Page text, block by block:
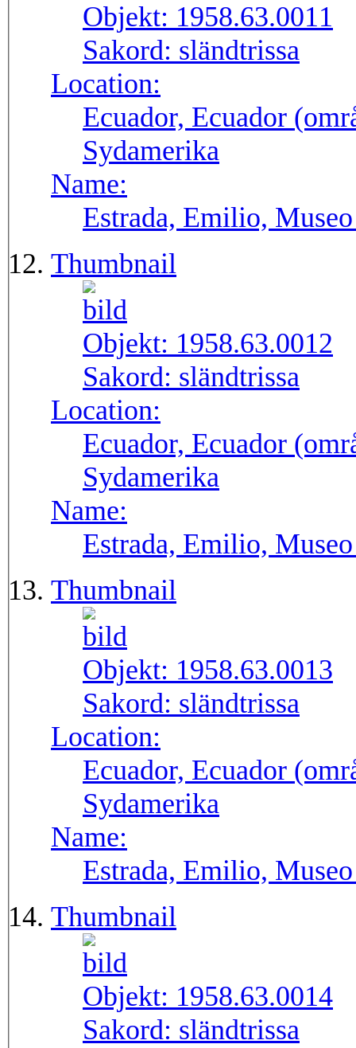
Objekt: 1958.63.0011
Sakord: sländtrissa
Location:
Ecuador, Ecuador
Sydamerika
Name:
Estrada, Emilio,
Thumbnail
Objekt: 1958.63.0012
Sakord: sländtrissa
Location:
Ecuador, Ecuador
Sydamerika
Name:
Estrada, Emilio,
Thumbnail
Objekt: 1958.63.0013
Sakord: sländtrissa
Location:
Ecuador, Ecuador
Sydamerika
Name:
Estrada, Emilio,
Thumbnail
Objekt: 1958.63.0014
Sakord: sländtrissa